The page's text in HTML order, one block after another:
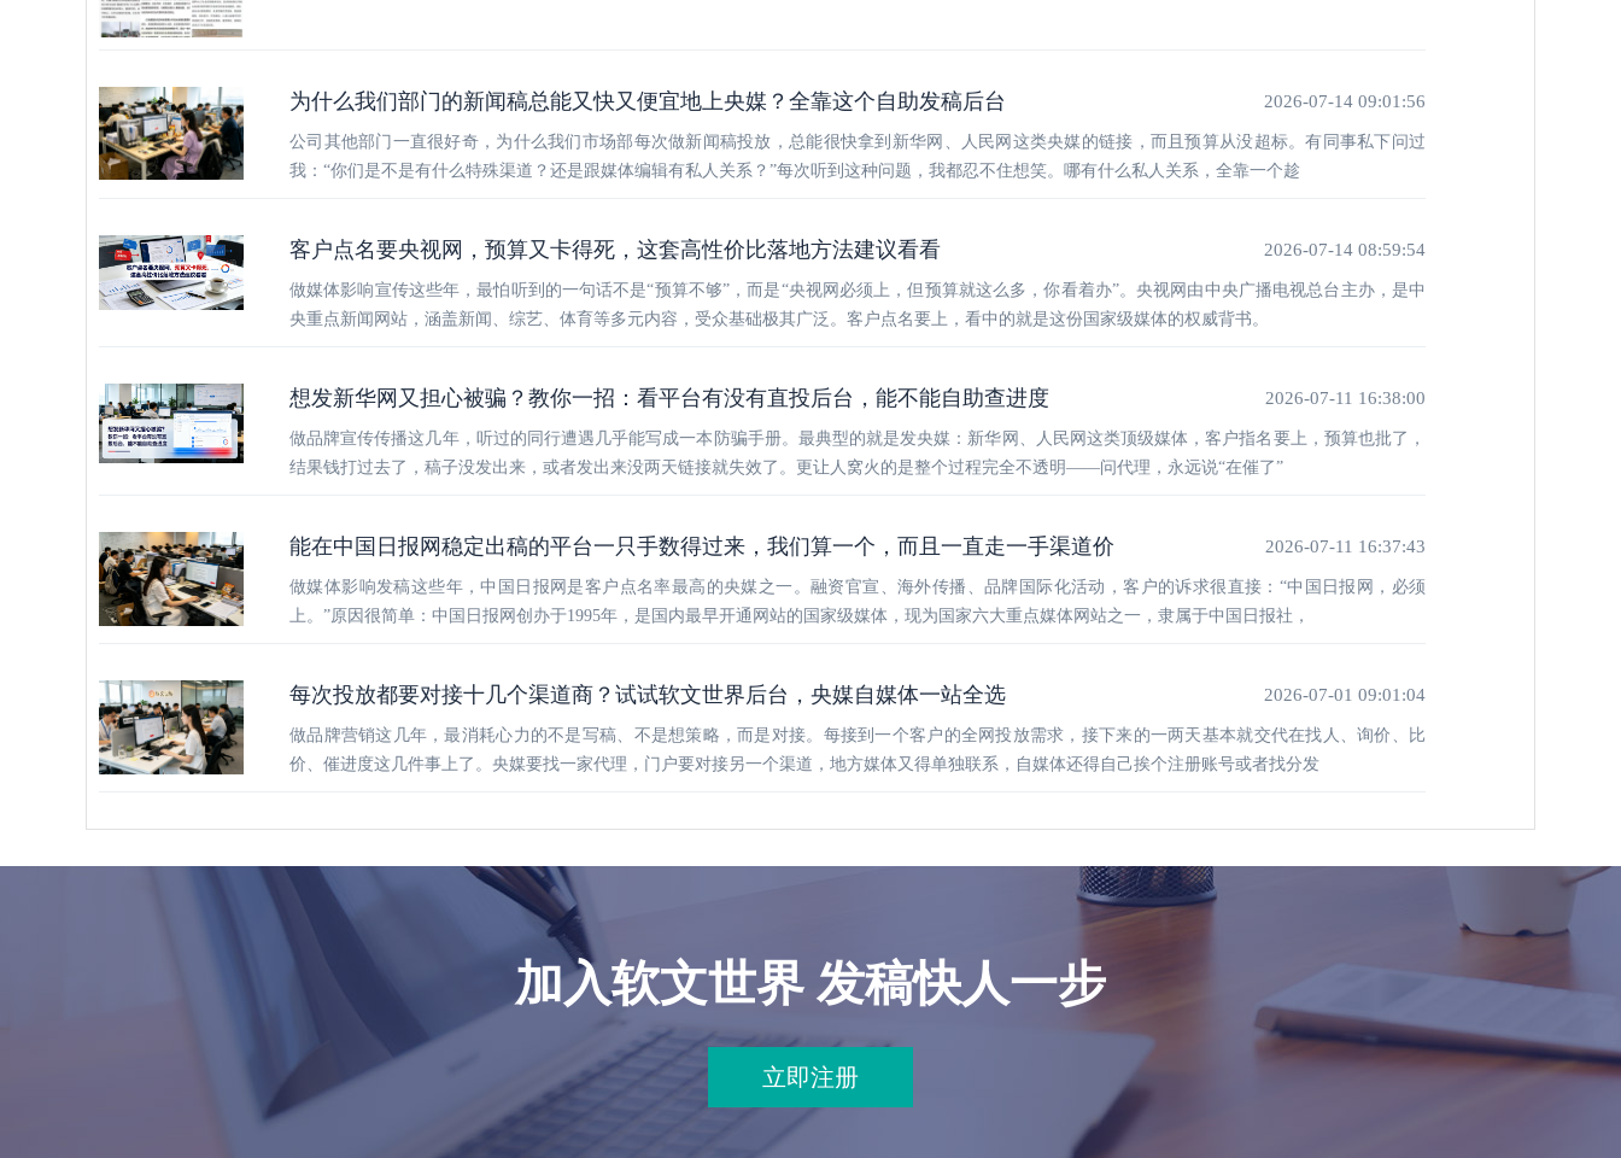
为什么我们部门的新闻稿总能又快又便宜地上央媒？全靠这个自助发稿后台 2026-07-14 09:01:56
公司其他部门一直很好奇，为什么我们市场部每次做新闻稿投放，总能很快拿到新华网、人民网这类央媒的链接，而且预算从没超标。有同事私下问过
我：“你们是不是有什么特殊渠道？还是跟媒体编辑有私人关系？”每次听到这种问题，我都忍不住想笑。哪有什么私人关系，全靠一个趁
客户点名要央视网，预算又卡得死，这套高性价比落地方法建议看看 2026-07-14 08:59:54
做媒体影响宣传这些年，最怕听到的一句话不是“预算不够”，而是“央视网必须上，但预算就这么多，你看着办”。央视网由中央广播电视总台主办，是中
央重点新闻网站，涵盖新闻、综艺、体育等多元内容，受众基础极其广泛。客户点名要上，看中的就是这份国家级媒体的权威背书。
想发新华网又担心被骗？教你一招：看平台有没有直投后台，能不能自助查进度 2026-07-11 16:38:00
做品牌宣传传播这几年，听过的同行遭遇几乎能写成一本防骗手册。最典型的就是发央媒：新华网、人民网这类顶级媒体，客户指名要上，预算也批了，
结果钱打过去了，稿子没发出来，或者发出来没两天链接就失效了。更让人窝火的是整个过程完全不透明——问代理，永远说“在催了”
能在中国日报网稳定出稿的平台一只手数得过来，我们算一个，而且一直走一手渠道价 2026-07-11 16:37:43
做媒体影响发稿这些年，中国日报网是客户点名率最高的央媒之一。融资官宣、海外传播、品牌国际化活动，客户的诉求很直接：“中国日报网，必须
上。”原因很简单：中国日报网创办于1995年，是国内最早开通网站的国家级媒体，现为国家六大重点媒体网站之一，隶属于中国日报社，
每次投放都要对接十几个渠道商？试试软文世界后台，央媒自媒体一站全选 2026-07-01 09:01:04
做品牌营销这几年，最消耗心力的不是写稿、不是想策略，而是对接。每接到一个客户的全网投放需求，接下来的一两天基本就交代在找人、询价、比
价、催进度这几件事上了。央媒要找一家代理，门户要对接另一个渠道，地方媒体又得单独联系，自媒体还得自己挨个注册账号或者找分发
加入软文世界 发稿快人一步
立即注册